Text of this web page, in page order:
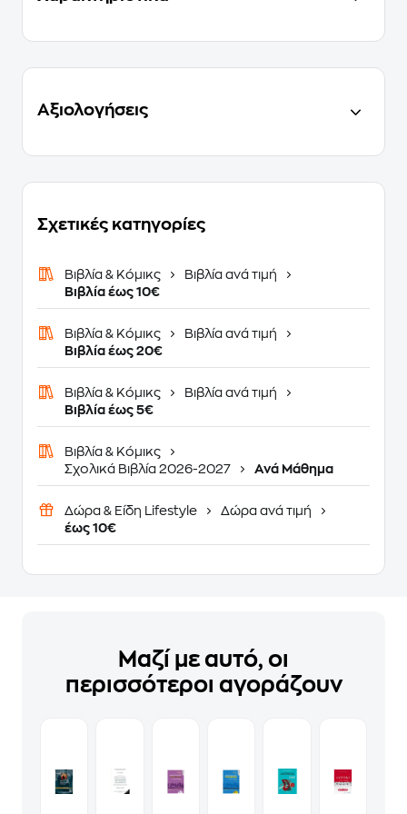
Αξιολογήσεις
Σχετικές κατηγορίες
Βιβλία & Κόμικς
Βιβλία ανά τιμή
Βιβλία έως 10€
Βιβλία & Κόμικς
Βιβλία ανά τιμή
Βιβλία έως 20€
Βιβλία & Κόμικς
Βιβλία ανά τιμή
Βιβλία έως 5€
Βιβλία & Κόμικς
Σχολικά Βιβλία 2026-2027
Ανά Μάθημα
Δώρα & Είδη Lifestyle
Δώρα ανά τιμή
έως 10€
Μαζί με αυτό, οι
περισσότεροι αγοράζουν